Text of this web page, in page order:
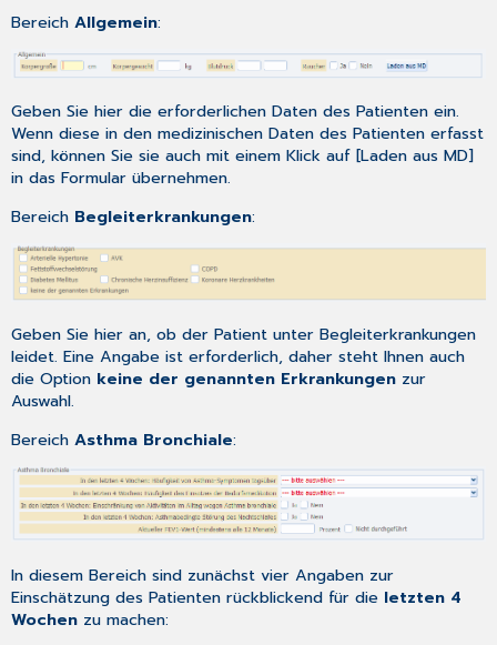
BereichAllgemein:
Geben Sie hier die erforderlichen Daten des Patienten ein.
Wenn diese in den medizinischen Daten des Patienten erfasst
sind, können Sie sie auch mit einem Klick auf [Laden aus MD]
in das Formular übernehmen.
Bereich Begleiterkrankungen:
Geben Sie hier an, ob der Patient unter Begleiterkrankungen
leidet. Eine Angabe ist erforderlich, daher steht Ihnen auch
die Option keine der genannten Erkrankungen zur
Auswahl.
BereichAsthma Bronchiale:
In diesem Bereich sind zunächst vier Angaben zur
Einschätzung des Patienten rückblickend für die letzten 4
Wochen zu machen: